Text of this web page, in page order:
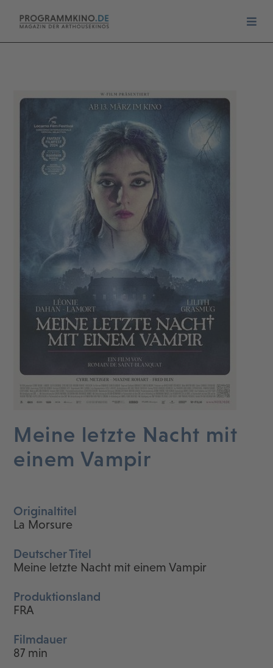
Meine letzte Nacht mit
einem Vampir
Originaltitel
La Morsure
Deutscher Titel
Meine letzte Nacht mit einem Vampir
Produktionsland
FRA
Filmdauer
87 min